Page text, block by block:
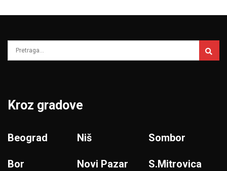
Kroz gradove
Beograd
Bor
Niš
Novi Pazar
Sombor
S.Mitrovica